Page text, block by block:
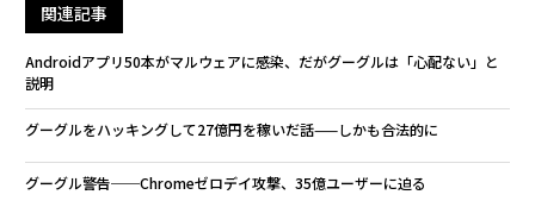
関連記事
Androidアプリ50本がマルウェアに感染、だがグーグルは「心配ない」と
説明
グーグルをハッキングして27億円を稼いだ話——しかも合法的に
グーグル警告──Chromeゼロデイ攻撃、35億ユーザーに迫る